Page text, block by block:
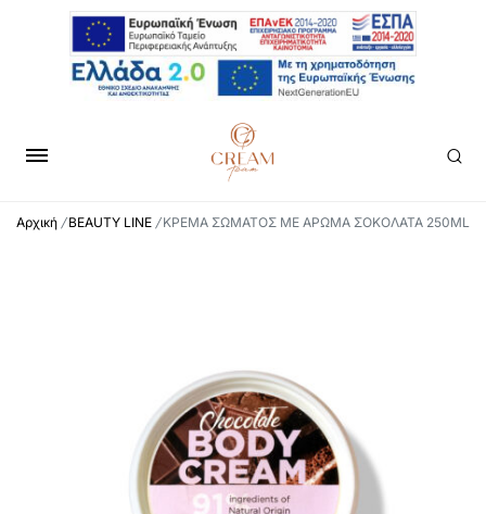
Αρχική /BEAUTY LINE /ΚΡΕΜΑ ΣΩΜΑΤΟΣ ΜΕ ΑΡΩΜΑ ΣΟΚΟΛΑΤΑ 250ML